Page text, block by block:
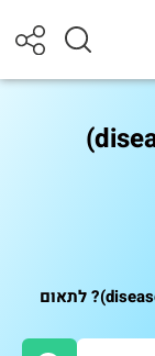
רוצה להתייעץ על מחלה (disease, sickness, illness)? לתאום